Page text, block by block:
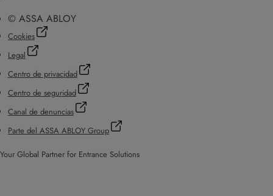
© ASSA ABLOY
Cookies
Legal
Centro de privacidad
Centro de seguridad
Canal de denuncias
Parte del ASSA ABLOY Group
Your Global Partner for Entrance Solutions